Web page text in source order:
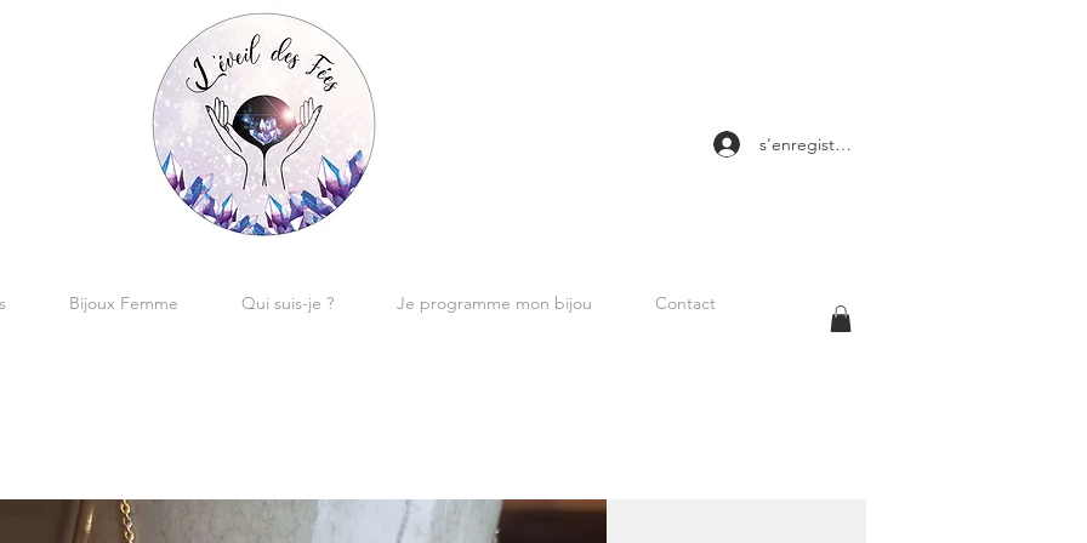
s'enregistrer
Bijoux Femme Qui suis-je ? Je programme mon bijou Contact